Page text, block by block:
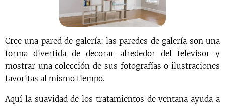
Cree una pared de galería: las paredes de galería son una
forma divertida de decorar alrededor del televisor y
mostrar una colección de sus fotografías o ilustraciones
favoritas al mismo tiempo.
Aquí la suavidad de los tratamientos de ventana ayuda a